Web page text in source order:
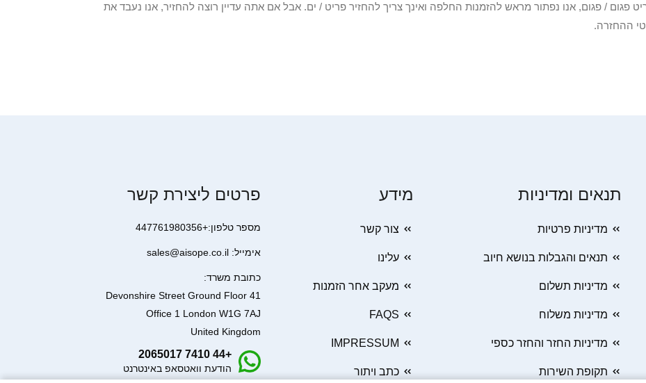
תוך 30 יום או שקיבלת פריט פגום / פגום, אנו נפתור מראש להזמנות החלפה ואינך צריך להחזיר פריט / ים. אבל אם אתה עדיין רוצה להחזיר, אנו נעבד את
ההחזרה.
תנאים ומדיניות
מדיניות פרטיות
תנאים והגבלות בנושא חיוב
מדיניות תשלום
מדיניות משלוח
מדיניות החזר והחזר כספי
תקופת השירות
מידע
צור קשר
עלינו
מעקב אחר הזמנות
FAQS
IMPRESSUM
כתב ויתור
פרטים ליצירת קשר
מספר טלפון:+447761980356
אימייל: sales@aisope.co.il
כתובת משרד:
41 Devonshire Street Ground Floor
Office 1 London W1G 7AJ
United Kingdom
+44 7410 2065017
הודעת וואטסאפ באינטרנט